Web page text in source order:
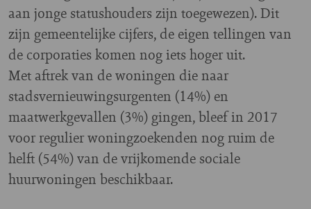
aan jonge statushouders zijn toegewezen). Dit
zijn gemeentelijke cijfers, de eigen tellingen van
de corporaties komen nog iets hoger uit.
Met aftrek van de woningen die naar
stadsvernieuwingsurgenten (14%) en
maatwerkgevallen (3%) gingen, bleef in 2017
voor regulier woningzoekenden nog ruim de
helft (54%) van de vrijkomende sociale
huurwoningen beschikbaar.